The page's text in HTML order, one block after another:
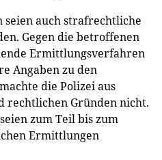
auch strafrechtliche
Gegen die betroffenen
Ermittlungsverfahren
Angaben zu den
die Polizei aus
rechtlichen Gründen nicht.
zum Teil bis zum
Ermittlungen